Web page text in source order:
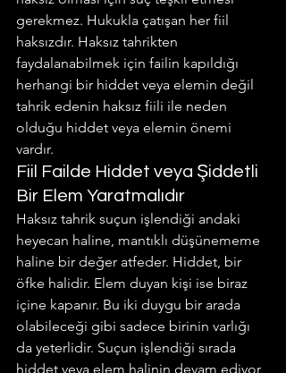
gerekmez. Hukukla çatışan her fiil
haksızdır. Haksız tahrikten
faydalanabilmek için failin kapıldığı
herhangi bir hiddet veya elemin değil
tahrik edenin haksız fiili ile neden
olduğu hiddet veya elemin önemi
vardır.
Fiil Failde Hiddet veya Şiddetli
Bir Elem Yaratmalıdır
Haksız tahrik suçun işlendiği andaki
heyecan haline, mantıklı düşünememe
haline bir değer atfeder. Hiddet, bir
öfke halidir. Elem duyan kişi ise biraz
içine kapanır. Bu iki duygu bir arada
olabileceği gibi sadece birinin varlığı
da yeterlidir. Suçun işlendiği sırada
hiddet veya elem halinin devam ediyor